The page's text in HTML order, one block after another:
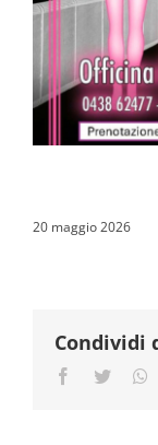
20 maggio 2026
Condividi
Facebook
Twitter